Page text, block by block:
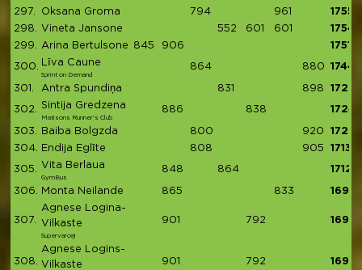
297.
Oksana Groma 794 961
1755
298.
Vineta Jansone 552 601 601
1754
299.
Arina Bertulsone 845 906 1751
300. Līva Caune
Sprint on Demand
864 880 1744
301. Antra Spundiņa 831 898 1729
302. Sintija Gredzena
Matisons Runner’s Club
886 838 1724
303. Baiba Bolgzda 800 920
1720
304.
Endija Eglīte 808 905 1713
305. Vita Berlaua
GymBus
848 864 1712
306. Monta Neilande 865 833 1698
307.
Agnese Logina-
Vilkaste
Supervaroņi
901 792 1693
308.
Agnese Logins-
Vilkaste
901 792 1693